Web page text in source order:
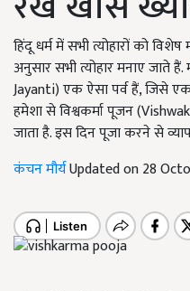
हिंदू धर्म में सभी त्योहारों को
अनुसार सभी त्योहार मनाए जाते
Jayanti) एक ऐसा पर्व हैं, जिसे एक
हमेशा से विश्वकर्मा पूजन
जाता है. इस दिन पूजा करने से
कंचन मौर्यUpdated on 28